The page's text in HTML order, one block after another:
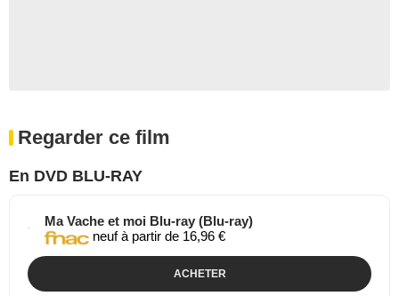
Regarder ce film
En DVD BLU-RAY
Ma Vache et moi Blu-ray (Blu-ray)
neuf à partir de 16,96 €
ACHETER